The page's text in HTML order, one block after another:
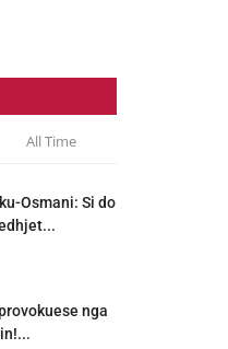
All Time
Osmani: Si do
nga